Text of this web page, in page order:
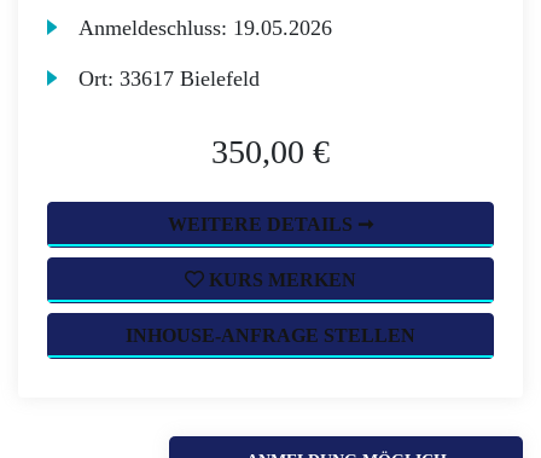
Anmeldeschluss: 19.05.2026
Ort:33617 Bielefeld
350,00 €
WEITERE DETAILS ➞
KURS MERKEN
INHOUSE-ANFRAGE STELLEN